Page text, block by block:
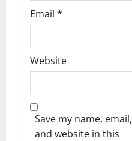
Email *
Website
Save my name, email,
and website in this